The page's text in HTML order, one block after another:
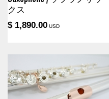
クス
$ 1,890.00 USD